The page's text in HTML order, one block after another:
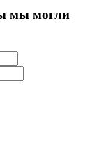
мы могли